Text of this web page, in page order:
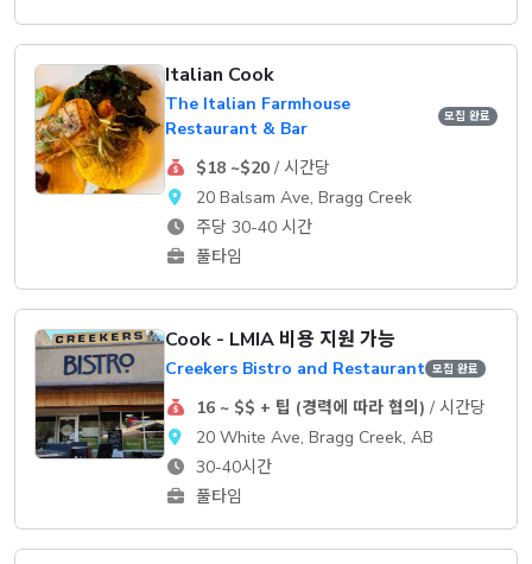
Italian Cook
The Italian Farmhouse
Restaurant & Bar
모집 완료
$18 ~$20/ 시간당
20 Balsam Ave, Bragg Creek
주당 30-40 시간
풀타임
Cook - LMIA 비용 지원 가능
Creekers Bistro and Restaurant 모집 완료
16 ~ $$ + 팁 (경력에 따라 협의) / 시간당
20 White Ave, Bragg Creek, AB
30-40시간
풀타임